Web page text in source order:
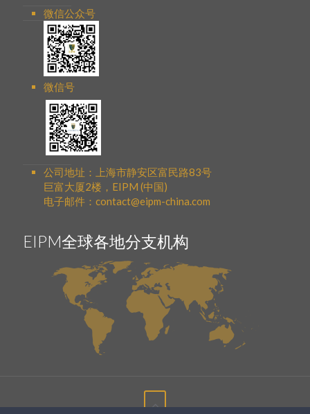
微信公众号
微信号
公司地址：上海市静安区富民路83号
巨富大厦2楼，EIPM (中国)
电子邮件：contact@eipm-china.com
EIPM全球各地分支机构